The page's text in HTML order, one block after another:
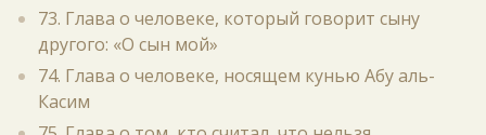
73. Глава о человеке, который говорит сыну
другого: «О сын мой»
74. Глава о человеке, носящем кунью Абу аль-
Касим